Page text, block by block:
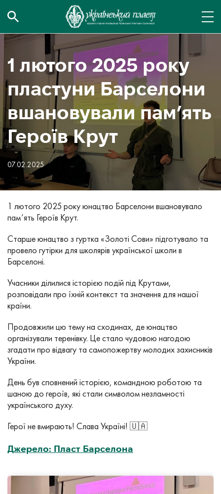
1 лютого 2025 року
пластуни Барселони
вшановували пам’ять
Героїв Крут
07.02.2025
1 лютого 2025 року юнацтво Барселони вшановувало
пам’ять Героїв Крут.
Старше юнацтво з гуртка «Золоті Сови» підготувало та
провело гутірки для школярів української школи в
Барселоні.
Учасники ділилися історією подій під Крутами,
розповідали про їхній контекст та значення для нашої
країни.
Продовжили цю тему на сходинах, де юнацтво
організували теренівку. Це стало чудовою нагодою
згадати про відвагу та самопожертву молодих захисників
України.
День був сповнений історією, командною роботою та
шаною до героїв, які стали символом незламності
українського духу.
Герої не вмирають! Слава Україні! 🇺🇦
Джерело: Пласт Барселона